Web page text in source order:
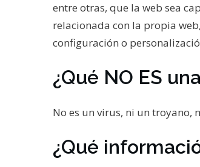
entre otras, que la web sea
relacionada con la propia
configuración o
¿Qué NO ES
No es un virus, ni un troyano,
¿Qué